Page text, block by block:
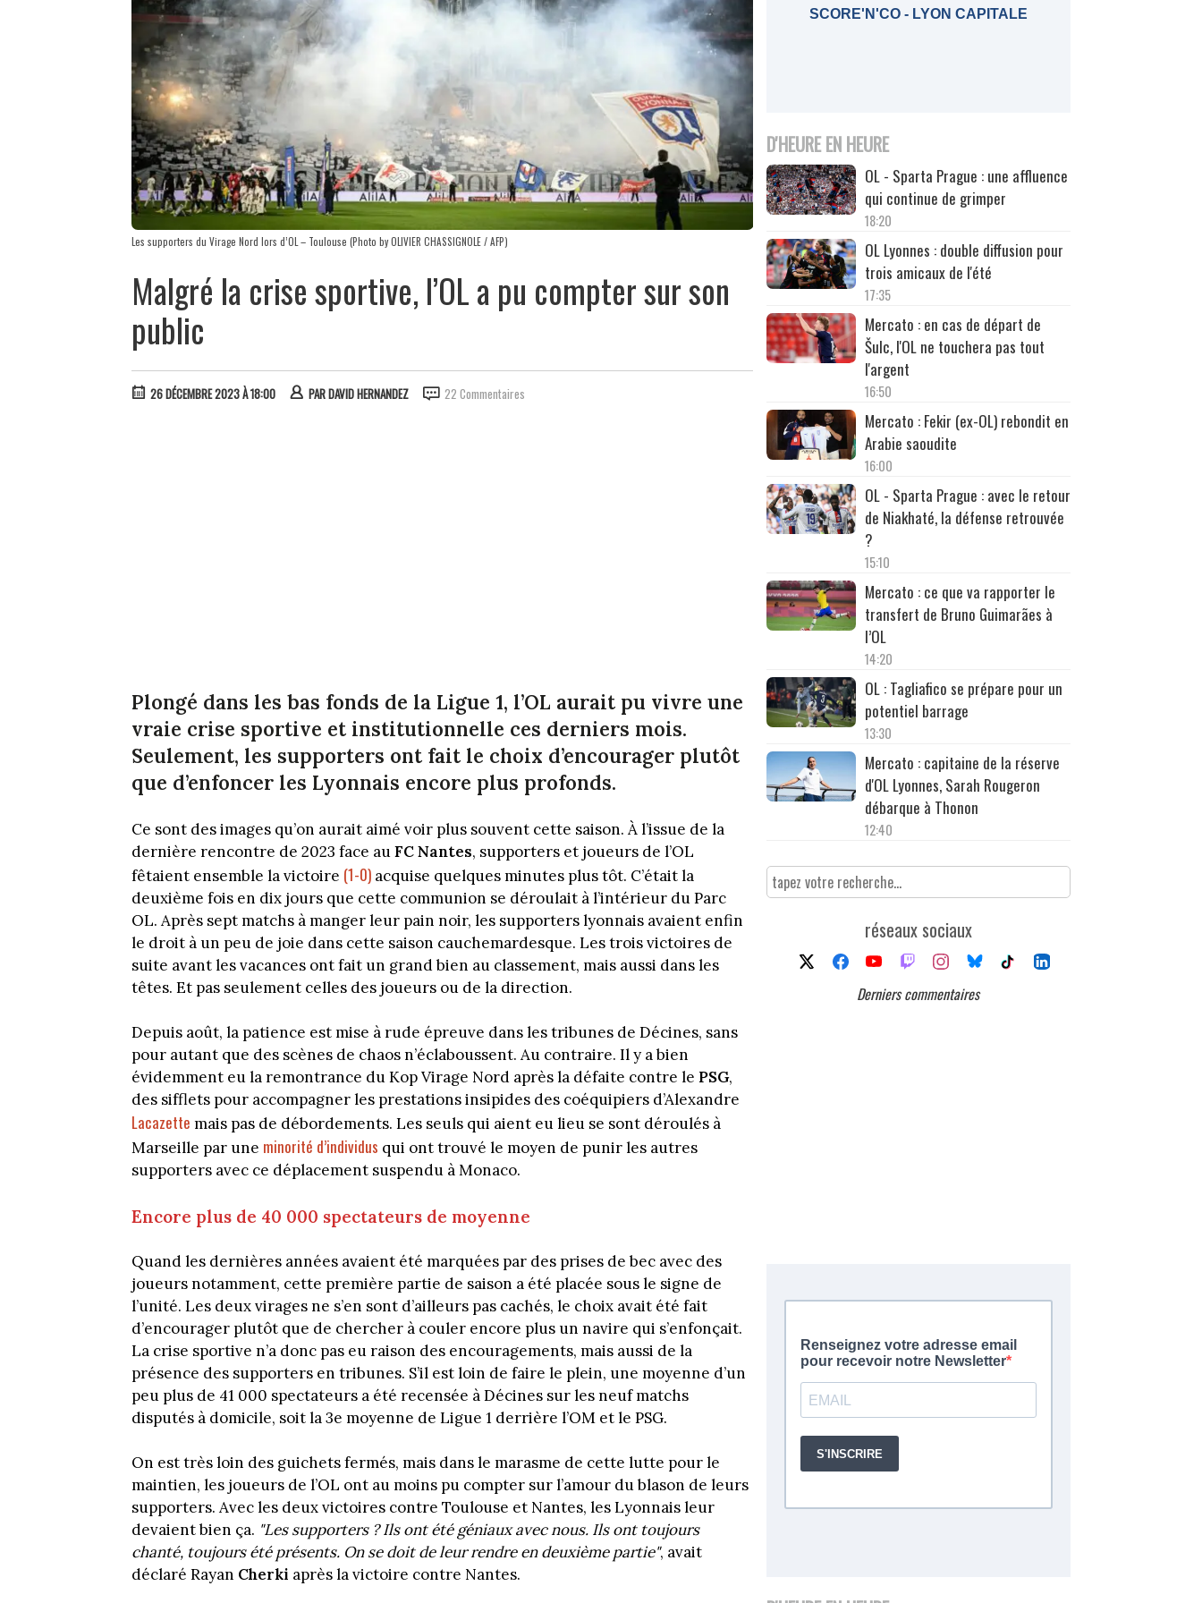
Les supporters du Virage Nord lors d’OL – Toulouse (Photo by OLIVIER CHASSIGNOLE / AFP)
Malgré la crise sportive, l’OL a pu compter sur son
public
26 DÉCEMBRE 2023 À 18:00 PARDAVID HERNANDEZ 22 Commentaires
Plongé dans les bas fonds de la Ligue 1, l’OL aurait pu vivre une
vraie crise sportive et institutionnelle ces derniers mois.
Seulement, les supporters ont fait le choix d’encourager plutôt
que d’enfoncer les Lyonnais encore plus profonds.
Ce sont des images qu’on aurait aimé voir plus souvent cette saison. À l’issue de la
dernière rencontre de 2023 face auFC Nantes, supporters et joueurs de l’OL
fêtaient ensemble la victoire (1-0) acquise quelques minutes plus tôt. C’était la
deuxième fois en dix jours que cette communion se déroulait à l’intérieur du Parc
OL. Après sept matchs à manger leur pain noir, les supporters lyonnais avaient enfin
le droit à un peu de joie dans cette saison cauchemardesque. Les trois victoires de
suite avant les vacances ont fait un grand bien au classement, mais aussi dans les
têtes. Et pas seulement celles des joueurs ou de la direction.
Depuis août, la patience est mise à rude épreuve dans les tribunes de Décines, sans
pour autant que des scènes de chaos n’éclaboussent. Au contraire. Il y a bien
évidemment eu la remontrance du Kop Virage Nord après la défaite contre le PSG,
des sifflets pour accompagner les prestations insipides des coéquipiers d’Alexandre
Lacazette mais pas de débordements. Les seuls qui aient eu lieu se sont déroulés à
Marseille par une minorité d’individus qui ont trouvé le moyen de punir les autres
supporters avec ce déplacement suspendu à Monaco.
Encore plus de 40 000 spectateurs de moyenne
Quand les dernières années avaient été marquées par des prises de bec avec des
joueurs notamment, cette première partie de saison a été placée sous le signe de
l’unité. Les deux virages ne s’en sont d’ailleurs pas cachés, le choix avait été fait
d’encourager plutôt que de chercher à couler encore plus un navire qui s’enfonçait.
La crise sportive n’a donc pas eu raison des encouragements, mais aussi de la
présence des supporters en tribunes. S’il est loin de faire le plein, une moyenne d’un
peu plus de 41 000 spectateurs a été recensée à Décines sur les neuf matchs
disputés à domicile, soit la 3e moyenne de Ligue 1 derrière l’OM et le PSG.
On est très loin des guichets fermés, mais dans le marasme de cette lutte pour le
maintien, les joueurs de l’OL ont au moins pu compter sur l’amour du blason de leurs
supporters. Avec les deux victoires contre Toulouse et Nantes, les Lyonnais leur
devaient bien ça. "Les supporters ? Ils ont été géniaux avec nous. Ils ont toujours
chanté, toujours été présents. On se doit de leur rendre en deuxième partie", avait
déclaré Rayan Cherki après la victoire contre Nantes.
SCORE'N'CO - LYON CAPITALE
D'HEURE EN HEURE
OL - Sparta Prague : une affluence
qui continue de grimper
18:20
OL Lyonnes : double diffusion pour
trois amicaux de l'été
17:35
Mercato : en cas de départ de
Šulc, l'OL ne touchera pas tout
l'argent
16:50
Mercato : Fekir (ex-OL) rebondit en
Arabie saoudite
16:00
OL - Sparta Prague : avec le retour
de Niakhaté, la défense retrouvée
?
15:10
Mercato : ce que va rapporter le
transfert de Bruno Guimarães à
l’OL
14:20
OL : Tagliafico se prépare pour un
potentiel barrage
13:30
Mercato : capitaine de la réserve
d'OL Lyonnes, Sarah Rougeron
débarque à Thonon
12:40
réseaux sociaux
Derniers commentaires